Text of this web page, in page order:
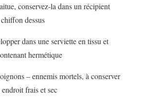
conservez-la dans un récipient
dessus
dans une serviette en tissu et
hermétique
– ennemis mortels, à conserver
frais et sec